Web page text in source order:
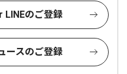
LINEのご登録
ースのご登録